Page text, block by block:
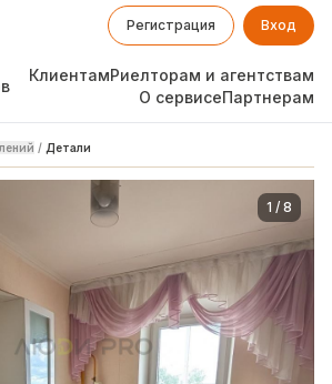
Регистрация Вход
КлиентамРиелторам и агентствам
О сервисеПартнерам
/ Детали
1 / 8